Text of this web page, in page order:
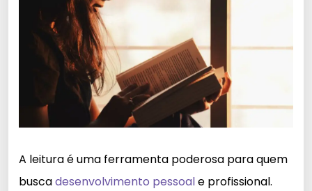
A leitura é uma ferramenta poderosa para quem
buscadesenvolvimento pessoale profissional.